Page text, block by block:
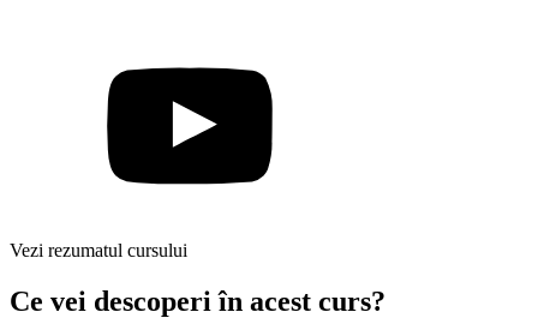
Vezi rezumatul cursului
Ce vei descoperi în acest curs?